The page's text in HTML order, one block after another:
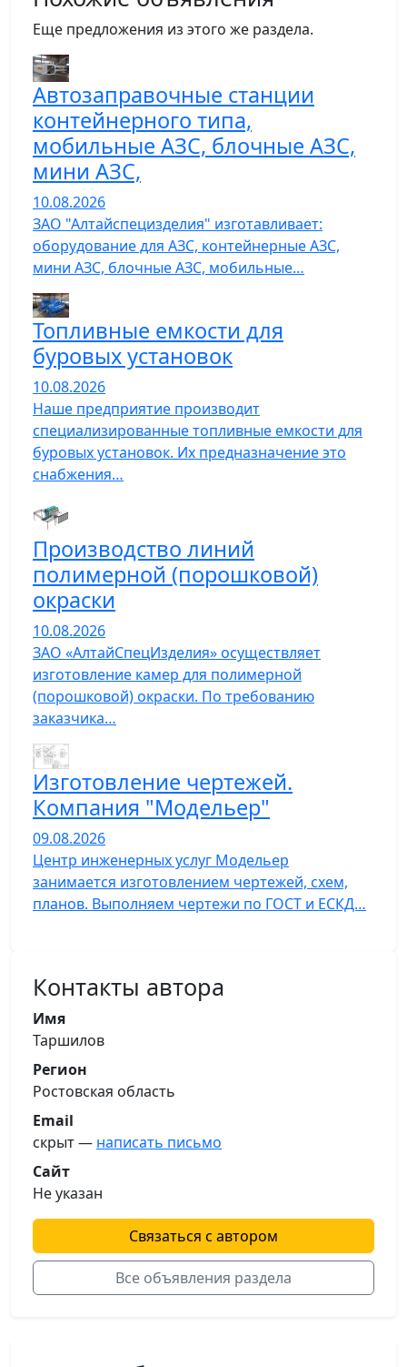
Еще предложения из этого же раздела.
Автозаправочные станции
контейнерного типа,
мобильные АЗС, блочные АЗС,
мини АЗС,
10.08.2026
ЗАО "Алтайспецизделия" изготавливает:
оборудование для АЗС, контейнерные АЗС,
мини АЗС, блочные АЗС, мобильные…
Топливные емкости для
буровых установок
10.08.2026
Наше предприятие производит
специализированные топливные емкости для
буровых установок. Их предназначение это
снабжения…
Производство линий
полимерной (порошковой)
окраски
10.08.2026
ЗАО «АлтайСпецИзделия» осуществляет
изготовление камер для полимерной
(порошковой) окраски. По требованию
заказчика…
Изготовление чертежей.
Компания "Модельер"
09.08.2026
Центр инженерных услуг Модельер
занимается изготовлением чертежей, схем,
планов. Выполняем чертежи по ГОСТ и ЕСКД…
Контакты автора
Имя
Таршилов
Регион
Ростовская область
Email
скрыт — написать письмо
Сайт
Не указан
Связаться с автором
Все объявления раздела